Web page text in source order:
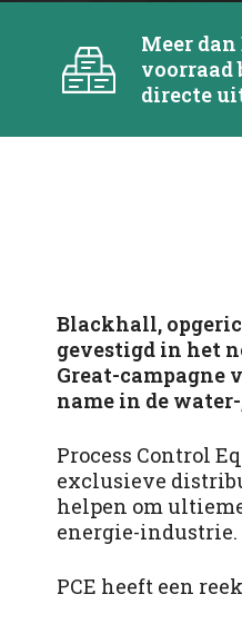
Meer dan
voorraad
directe
Blackhall,
gevestigd in het
Great-campagne
name in de
Process Control
exclusieve
helpen om
energie-industrie.
PCE heeft een